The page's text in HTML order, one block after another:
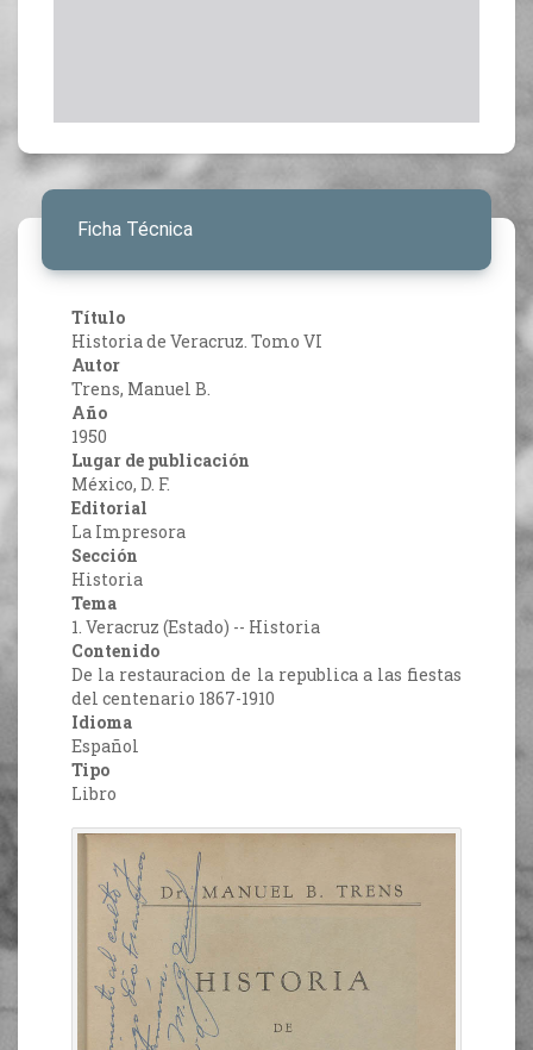
Ficha Técnica
Título
Historia de Veracruz. Tomo VI
Autor
Trens, Manuel B.
Año
1950
Lugar de publicación
México, D. F.
Editorial
La Impresora
Sección
Historia
Tema
1. Veracruz (Estado) -- Historia
Contenido
De la restauracion de la republica a las fiestas
del centenario 1867-1910
Idioma
Español
Tipo
Libro